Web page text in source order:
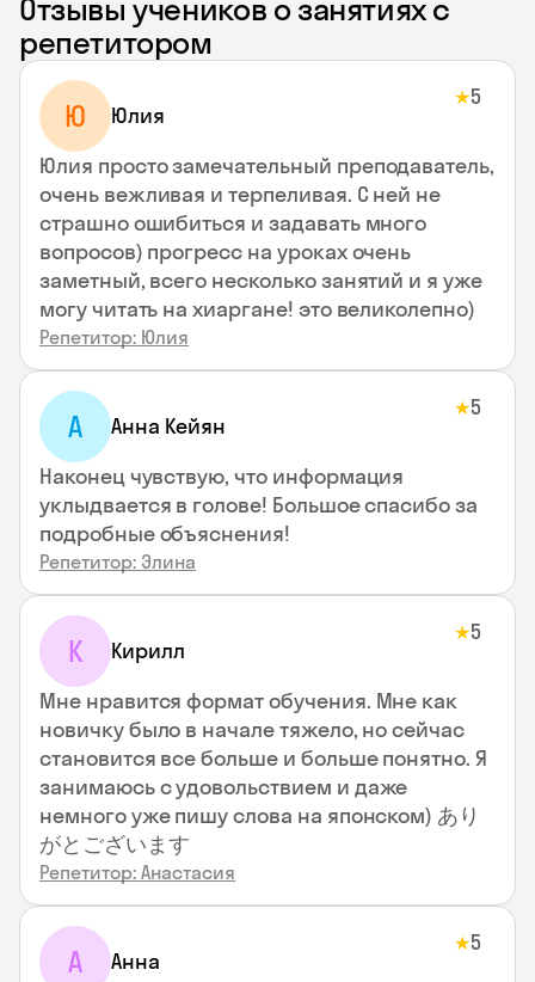
Отзывы учеников о занятиях с
репетитором
Ю Юлия
★5
Юлия просто замечательный преподаватель,
очень вежливая и терпеливая. С ней не
страшно ошибиться и задавать много
вопросов) прогресс на уроках очень
заметный, всего несколько занятий и я уже
могу читать на хиаргане! это великолепно)
Репетитор: Юлия
А Анна Кейян
★5
Наконец чувствую, что информация
уклыдвается в голове! Большое спасибо за
подробные объяснения!
Репетитор: Элина
К Кирилл
★5
Мне нравится формат обучения. Мне как
новичку было в начале тяжело, но сейчас
становится все больше и больше понятно. Я
занимаюсь с удовольствием и даже
немного уже пишу слова на японском) あり
がとございます
Репетитор: Анастасия
А Анна
★5